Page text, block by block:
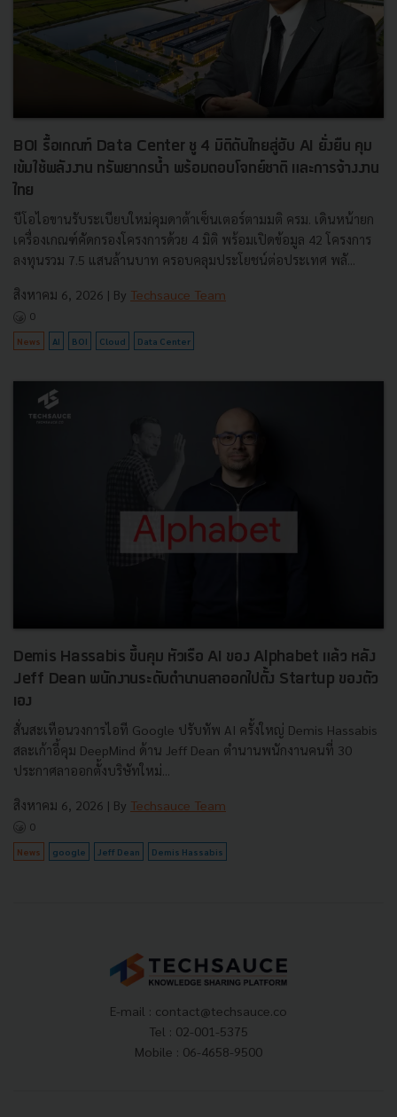
BOI รื้อเกณฑ์ Data Center ชู 4 มิติดันไทยสู่ฮับ AI ยั่งยืน คุม
เข้มใช้พลังงาน ทรัพยากรน้ำ พร้อมตอบโจทย์ชาติ และการจ้างงาน
ไทย
บีโอไอขานรับระเบียบใหม่คุมดาต้าเซ็นเตอร์ตามมติ ครม. เดินหน้ายก
เครื่องเกณฑ์คัดกรองโครงการด้วย 4 มิติ พร้อมเปิดข้อมูล 42 โครงการ
ลงทุนรวม 7.5 แสนล้านบาท ครอบคลุมประโยชน์ต่อประเทศ พลั...
สิงหาคม 6, 2026 | By Techsauce Team
0
News AI BOI Cloud Data Center
Demis Hassabis ขึ้นคุม หัวเรือ AI ของ Alphabet แล้ว หลัง
Jeff Dean พนักงานระดับตำนานลาออกไปตั้ง Startup ของตัว
เอง
สั่นสะเทือนวงการไอที Google ปรับทัพ AI ครั้งใหญ่ Demis Hassabis
สละเก้าอี้คุม DeepMind ด้าน Jeff Dean ตำนานพนักงานคนที่ 30
ประกาศลาออกตั้งบริษัทใหม่...
สิงหาคม 6, 2026 | By Techsauce Team
0
News google Jeff Dean Demis Hassabis
E-mail : contact@techsauce.co
Tel : 02-001-5375
Mobile : 06-4658-9500